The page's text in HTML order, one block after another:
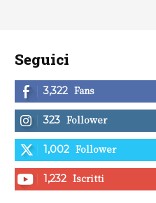
Seguici
3,322 Fans
323 Follower
1,002 Follower
1,232 Iscritti